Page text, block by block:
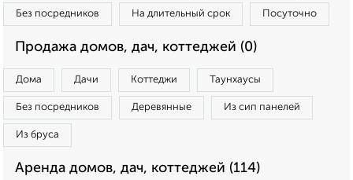
Без посредников На длительный срок Посуточно
Продажа домов, дач, коттеджей (0)
Дома Дачи Коттеджи Таунхаусы
Без посредников Деревянные Из сип панелей
Из бруса
Аренда домов, дач, коттеджей (114)